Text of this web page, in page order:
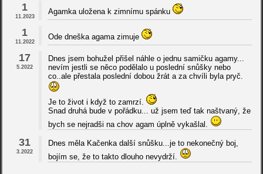
1
11.2023
Agamka uložena k zimnímu spánku
1
11.2022
Ode dneška agama zimuje
17
5.2022
Dnes jsem bohužel přišel náhle o jednu samičku agamy...
nevím jestli se něco podělalo u poslední snůšky nebo
co..ale přestala poslední dobou žrát a za chvíli byla pryč.
Je to život i když to zamrzí.
Snad druhá bude v pořádku... už jsem teď tak naštvaný, že
bych se nejradši na chov agam úplně vykašlal.
31
3.2022
Dnes měla Kačenka další snůšku...je to nekonečný boj,
bojím se, že to takto dlouho nevydrží.